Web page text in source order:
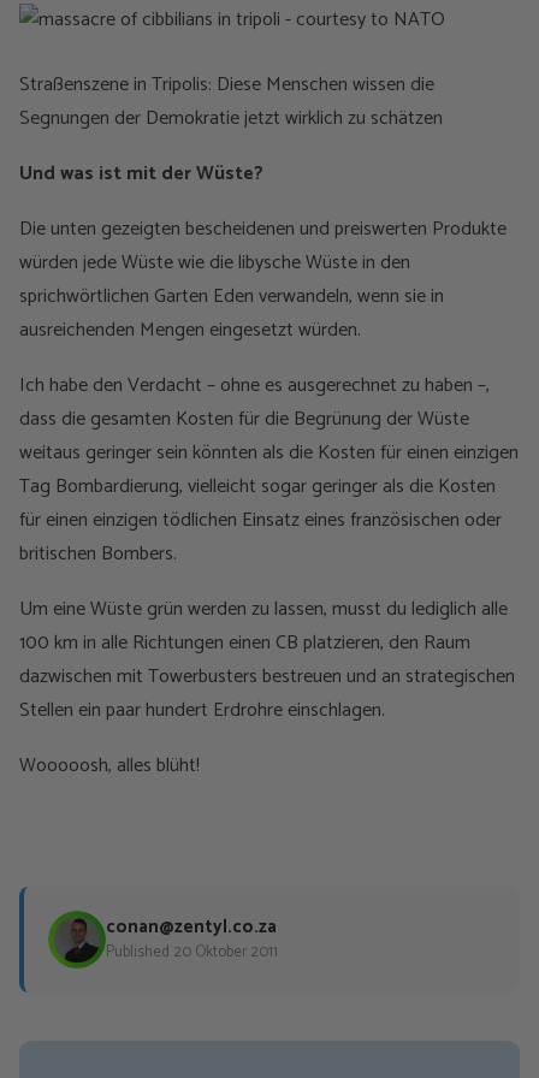
Straßenszene in Tripolis: Diese Menschen wissen die
Segnungen der Demokratie jetzt wirklich zu schätzen
Und was ist mit der Wüste?
Die unten gezeigten bescheidenen und preiswerten Produkte
würden jede Wüste wie die libysche Wüste in den
sprichwörtlichen Garten Eden verwandeln, wenn sie in
ausreichenden Mengen eingesetzt würden.
Ich habe den Verdacht – ohne es ausgerechnet zu haben –,
dass die gesamten Kosten für die Begrünung der Wüste
weitaus geringer sein könnten als die Kosten für einen einzigen
Tag Bombardierung, vielleicht sogar geringer als die Kosten
für einen einzigen tödlichen Einsatz eines französischen oder
britischen Bombers.
Um eine Wüste grün werden zu lassen, musst du lediglich alle
100 km in alle Richtungen einen CB platzieren, den Raum
dazwischen mit Towerbusters bestreuen und an strategischen
Stellen ein paar hundert Erdrohre einschlagen.
Wooooosh, alles blüht!
conan@zentyl.co.za
Published 20 Oktober 2011